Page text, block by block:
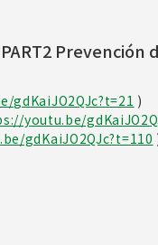
Prevención
)
youtu.be/
gdKaiJO2QJc?t=110